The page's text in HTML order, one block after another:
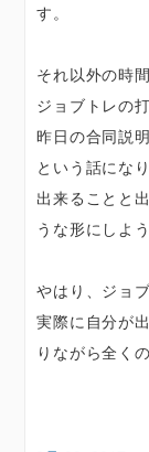
す。
それ以外の時
ジョブトレの
昨日の合同説
という話にな
出来ることと
うな形にしよ
やはり、ジョ
実際に自分が
りながら全く